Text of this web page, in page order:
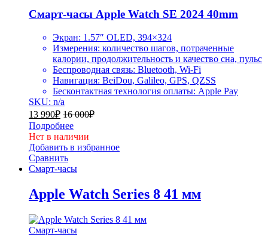
Смарт-часы Apple Watch SE 2024 40mm
Экран: 1.57″ OLED, 394×324
Измерения: количество шагов, потраченные
калории, продолжительность и качество сна, пульс
Беспроводная связь: Bluetooth, Wi-Fi
Навигация: BeiDou, Galileo, GPS, QZSS
Бесконтактная технология оплаты: Apple Pay
SKU: n/a
13 990₽ 16 000₽
Подробнее
Нет в наличии
Добавить в избранное
Сравнить
Смарт-часы
Apple Watch Series 8 41 мм
Смарт-часы